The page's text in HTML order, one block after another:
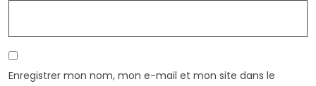
Enregistrer mon nom, mon e-mail et mon site dans le